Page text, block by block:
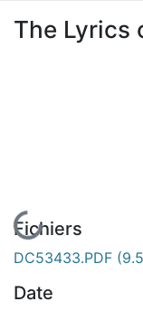
À propos
The Lyrics
En cours de
Fichiers
DC53433.PDF
Date